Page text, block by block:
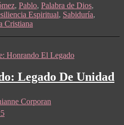
, Pablo, Palabra de Dios,
Espiritual, Sabiduría,
Cristiana
Honrando El Legado
Legado De Unidad
Corporan